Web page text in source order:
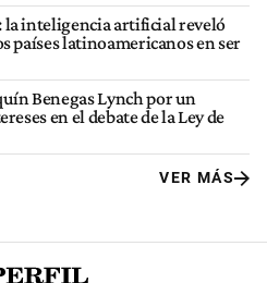
la inteligencia artificial reveló
países latinoamericanos en ser
Benegas Lynch por un
en el debate de la Ley de
VER MÁS